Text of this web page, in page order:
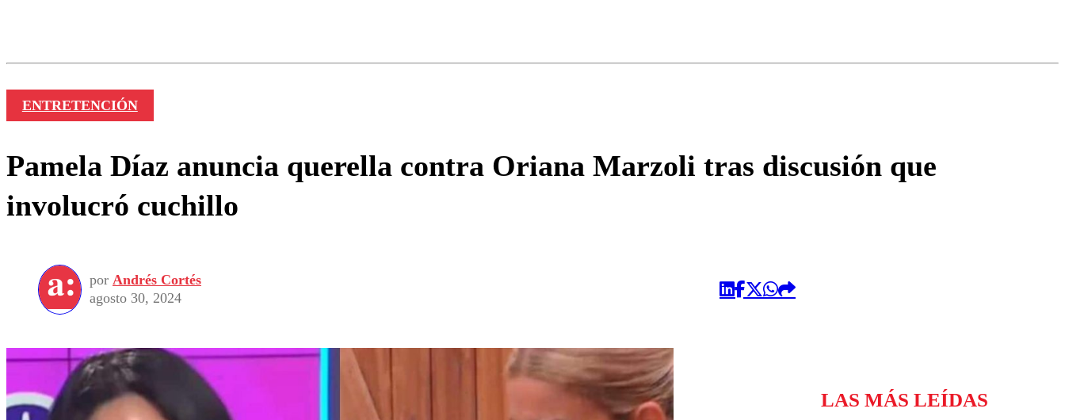
ENTRETENCIÓN
Pamela Díaz anuncia querella contra Oriana Marzoli tras discusión que
involucró cuchillo
por Andrés Cortés
agosto 30, 2024
LAS MÁS LEÍDAS